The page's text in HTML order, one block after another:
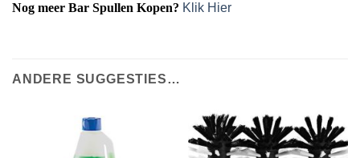
Nog meer Bar Spullen Kopen? Klik Hier
ANDERE SUGGESTIES…